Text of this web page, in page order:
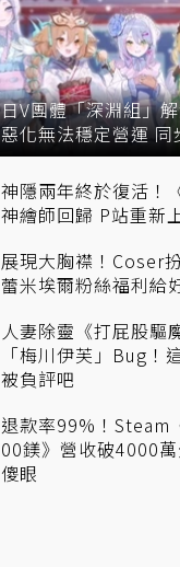
日V團體「深淵組」
惡化無法穩定營運 同
來去向
神隱兩年終於復活！
神繪師回歸 P站重新
展現大胸襟！Coser
蕾米埃爾粉絲福利給
人妻除靈《打屁股驅
「梅川伊芙」Bug！
被負評吧
退款率99%！Steam
00鎂》營收破4000
傻眼